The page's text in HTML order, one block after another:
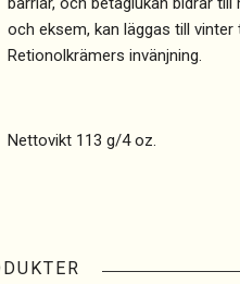
och eksem, kan läggas till
Retionolkrämers invänjning.
Nettovikt 113 g/4 oz.